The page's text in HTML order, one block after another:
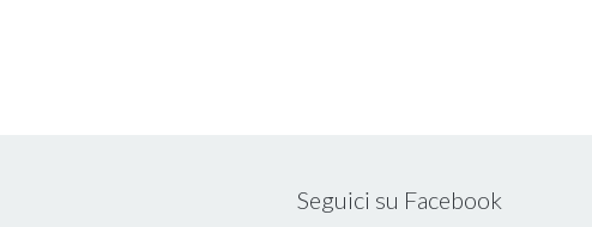
Seguici su Facebook